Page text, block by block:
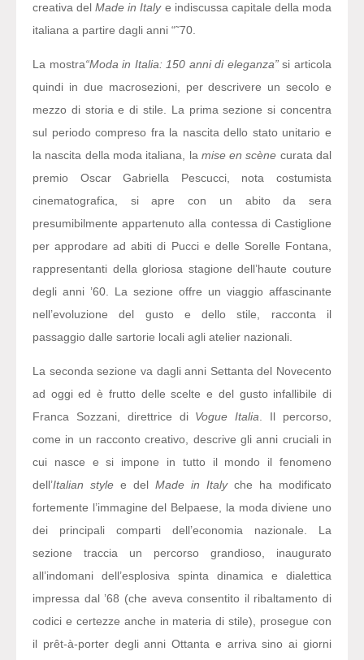
creativa delMade in Italy e indiscussa capitale della moda
italiana a partire dagli anni “˜70.
La mostra“Moda in Italia: 150 anni di eleganza”si articola
quindi in due macrosezioni, per descrivere un secolo e
mezzo di storia e di stile. La prima sezione si concentra
sul periodo compreso fra la nascita dello stato unitario e
la nascita della moda italiana, la mise en scène curata dal
premio Oscar Gabriella Pescucci, nota costumista
cinematografica, si apre con un abito da sera
presumibilmente appartenuto alla contessa di Castiglione
per approdare ad abiti di Pucci e delle Sorelle Fontana,
rappresentanti della gloriosa stagione dell’haute couture
degli anni ’60. La sezione offre un viaggio affascinante
nell’evoluzione del gusto e dello stile, racconta il
passaggio dalle sartorie locali agli atelier nazionali.
La seconda sezione va dagli anni Settanta del Novecento
ad oggi ed è frutto delle scelte e del gusto infallibile di
Franca Sozzani, direttrice di Vogue Italia . Il percorso,
come in un racconto creativo, descrive gli anni cruciali in
cui nasce e si impone in tutto il mondo il fenomeno
dell’Italian style e del Made in Italy che ha modificato
fortemente l’immagine del Belpaese, la moda diviene uno
dei principali comparti dell’economia nazionale. La
sezione traccia un percorso grandioso, inaugurato
all’indomani dell’esplosiva spinta dinamica e dialettica
impressa dal ’68 (che aveva consentito il ribaltamento di
codici e certezze anche in materia di stile), prosegue con
il prêt-à-porter degli anni Ottanta e arriva sino ai giorni